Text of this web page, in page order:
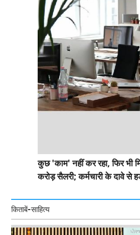
कुछ 'काम' नहीं कर रहा, फिर भी
करोड़ सैलरी; कर्मचारी के दावे से
किताबें-साहित्य